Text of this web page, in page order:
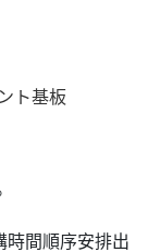
ト基板
時間順序安排出